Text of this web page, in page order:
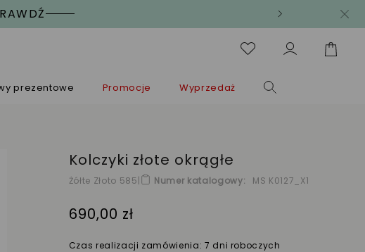
prezentowe Promocje Wyprzedaż
Kolczyki złote okrągłe
Żółte Złoto 585| Numer katalogowy MS K0127_X1
690,00 zł
Czas realizacji zamówienia: 7 dni roboczych